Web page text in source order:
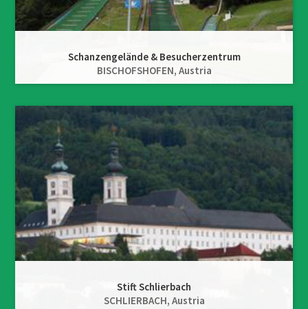
Schanzengelände & Besucherzentrum
BISCHOFSHOFEN, Austria
Stift Schlierbach
SCHLIERBACH, Austria